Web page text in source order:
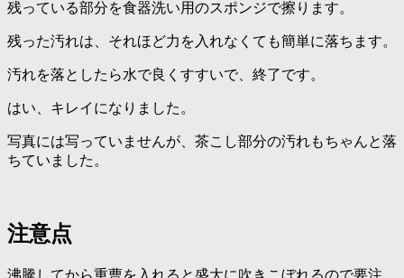
残っている部分を食器洗い用のスポンジで擦ります。
残った汚れは、それほど力を入れなくても簡単に落ちます。
汚れを落としたら水で良くすすいで、終了です。
はい、キレイになりました。
写真には写っていませんが、茶こし部分の汚れもちゃんと落
ちていました。
注意点